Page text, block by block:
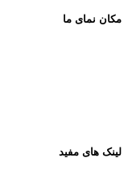
مکان نمای ما
لینک های مفید